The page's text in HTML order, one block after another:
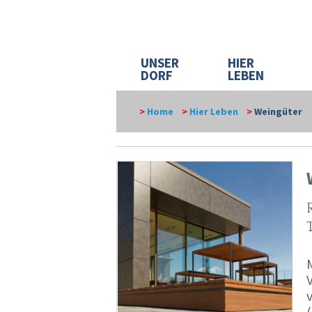
UNSER
DORF
HIER
LEBEN
> Home > Hier Leben >Weingüter